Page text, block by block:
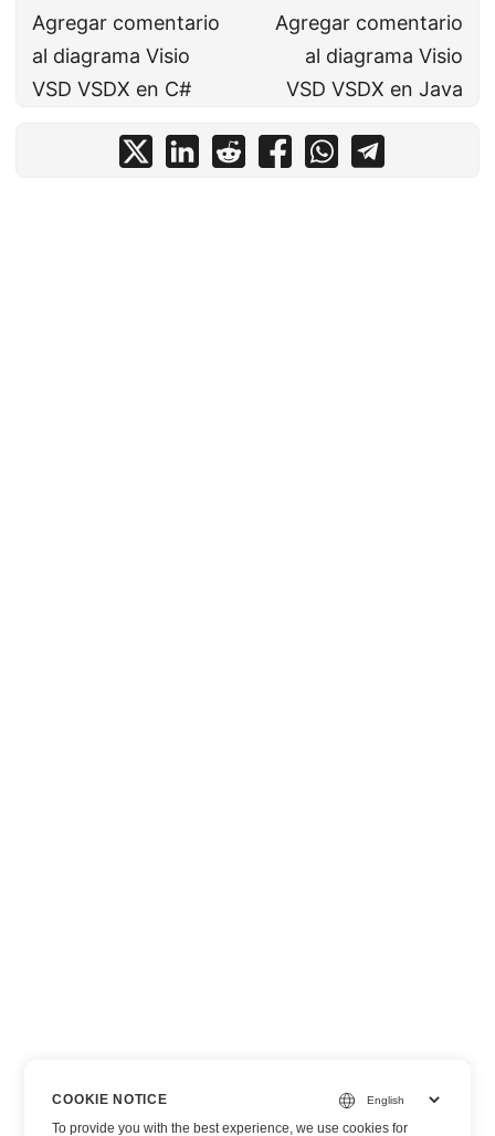
Agregar comentario
al diagrama Visio
VSD VSDX en C#
Agregar comentario
al diagrama Visio
VSD VSDX en Java
COOKIE NOTICE
To provide you with the best experience, we use cookies for